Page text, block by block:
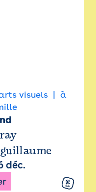
visuels
à
déc.